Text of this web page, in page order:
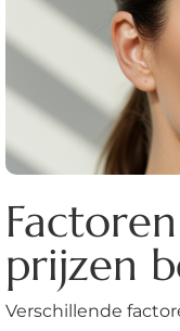
prijzen
Verschillende